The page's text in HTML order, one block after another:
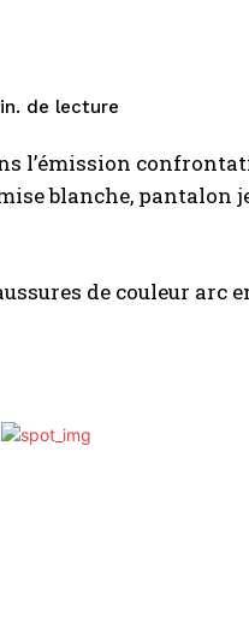
de lecture
l’émission
blanche, pantalon
de couleur arc